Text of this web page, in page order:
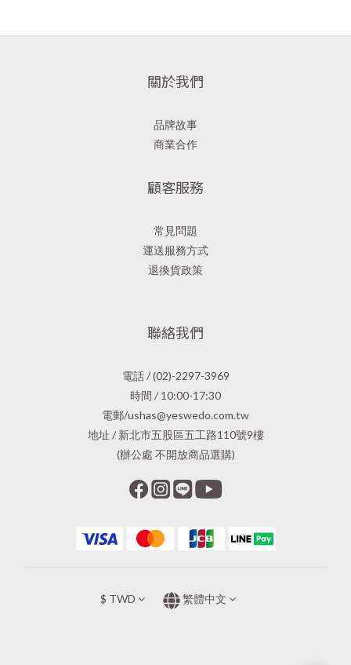
關於我們
品牌故事
商業合作
顧客服務
常見問題
運送服務方式
退換貨政策
聯絡我們
電話 / (02)-2297-3969
時間 / 10:00-17:30
電郵/ushas@yeswedo.com.tw
地址 / 新北市五股區五工路110號9樓
(辦公處 不開放商品選購)
$ TWD 繁體中文